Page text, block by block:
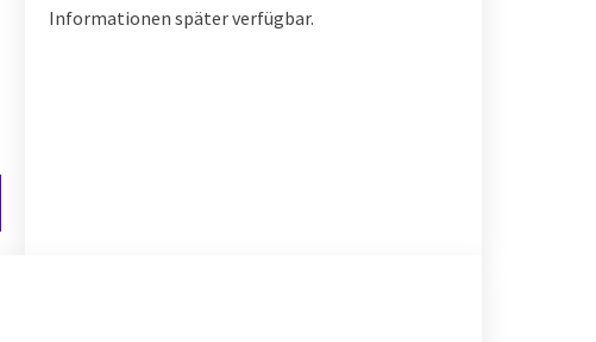
Informationen später verfügbar.